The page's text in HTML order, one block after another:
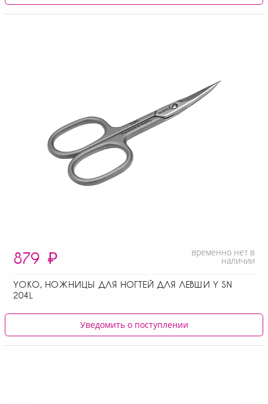
879 ₽ временно нет в
наличии
YOKO, НОЖНИЦЫ ДЛЯ НОГТЕЙ ДЛЯ ЛЕВШИ Y SN
204L
Уведомить о поступлении